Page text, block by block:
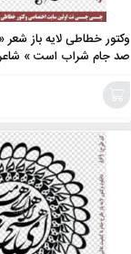
وکتور خطاطی لایه باز
صد جام شراب است »
افزودن